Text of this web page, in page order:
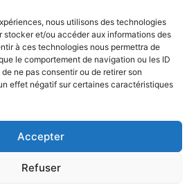
nous utilisons des technologies
stocker et/ou accéder aux informations des
à ces technologies nous permettra de
le comportement de navigation ou les ID
ne pas consentir ou de retirer son
effet négatif sur certaines caractéristiques
Accepter
Refuser
AUX JEUNES
ENFANTS
Science-fiction